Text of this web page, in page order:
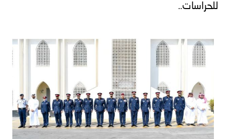
و
جهود
إنجازات
توعوية
الخدمات
الإلكترونية
وفيديو
مجلة
أصداء
إعلانات
للحراسات..